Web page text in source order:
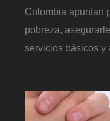
Colombia apuntan
pobreza,
servicios básicos